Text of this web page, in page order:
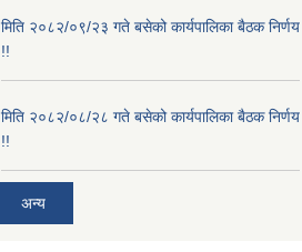
मिति २०८२/०९/२३ गते बसेको कार्यपालिका बैठक निर्णय
!!
मिति २०८२/०८/२८ गते बसेको कार्यपालिका बैठक निर्णय
!!
अन्य